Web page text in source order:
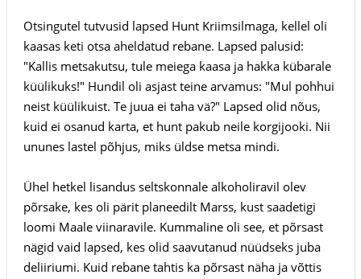
Otsingutel tutvusid lapsed Hunt Kriimsilmaga, kellel oli
kaasas keti otsa aheldatud rebane. Lapsed palusid:
"Kallis metsakutsu, tule meiega kaasa ja hakka kübarale
küülikuks!" Hundil oli asjast teine arvamus: "Mul pohhui
neist küülikuist. Te juua ei taha vä?" Lapsed olid nõus,
kuid ei osanud karta, et hunt pakub neile korgijooki. Nii
ununes lastel põhjus, miks üldse metsa mindi.
Ühel hetkel lisandus seltskonnale alkoholiravil olev
põrsake, kes oli pärit planeedilt Marss, kust saadetigi
loomi Maale viinaravile. Kummaline oli see, et põrsast
nägid vaid lapsed, kes olid saavutanud nüüdseks juba
deliiriumi. Kuid rebane tahtis ka põrsast näha ja võttis